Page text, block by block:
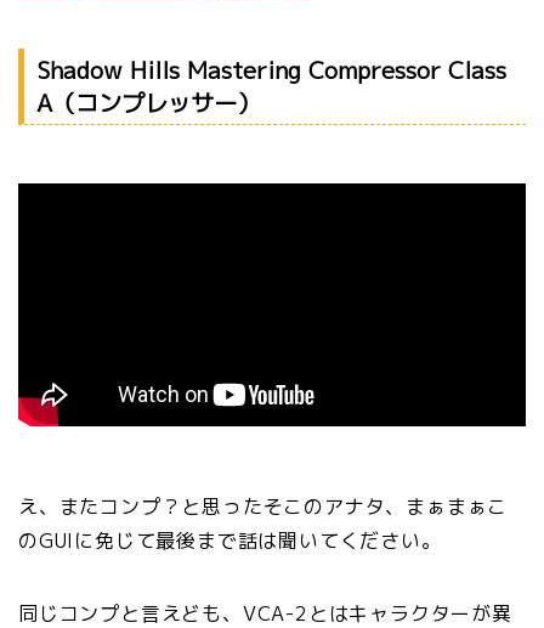
Shadow Hills Mastering Compressor Class
A（コンプレッサー）
え、またコンプ？と思ったそこのアナタ、まぁまぁこ
のGUIに免じて最後まで話は聞いてください。
同じコンプと言えども、VCA-2とはキャラクターが異